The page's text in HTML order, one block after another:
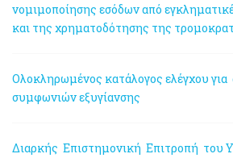
νομιμοποίησης εσόδων από
και της χρηματοδότησης της
Ολοκληρωμένος κατάλογος ελέγχου για
συμφωνιών εξυγίανσης
Διαρκής Επιστημονική Επιτροπή του